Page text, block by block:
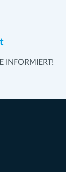
INFORMIERT!